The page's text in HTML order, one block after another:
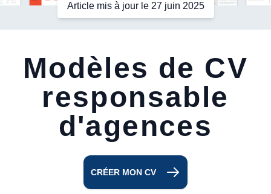
Article mis à jour le 27 juin 2025
Modèles de CV
responsable
d'agences
CRÉER MON CV